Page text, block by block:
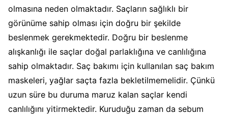
olmasına neden olmaktadır. Saçların sağlıklı bir
görünüme sahip olması için doğru bir şekilde
beslenmek gerekmektedir. Doğru bir beslenme
alışkanlığı ile saçlar doğal parlaklığına ve canlılığına
sahip olmaktadır. Saç bakımı için kullanılan saç bakım
maskeleri, yağlar saçta fazla bekletilmemelidir. Çünkü
uzun süre bu duruma maruz kalan saçlar kendi
canlılığını yitirmektedir. Kuruduğu zaman da sebum